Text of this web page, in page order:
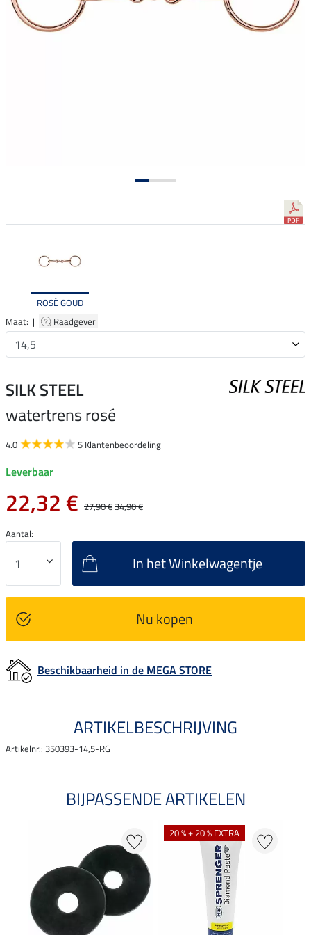
ROSÉ GOUD
Maat: |
Raadgever
SILK STEEL
watertrens rosé
4.0 5 Klantenbeoordeling
Leverbaar
22,32 € 27,90 €34,90 €
Aantal:
In het Winkelwagentje
Nu kopen
Beschikbaarheid in de MEGA STORE
ARTIKELBESCHRIJVING
Artikelnr.: 350393-14,5-RG
BIJPASSENDE ARTIKELEN
20 % + 20 % EXTRA